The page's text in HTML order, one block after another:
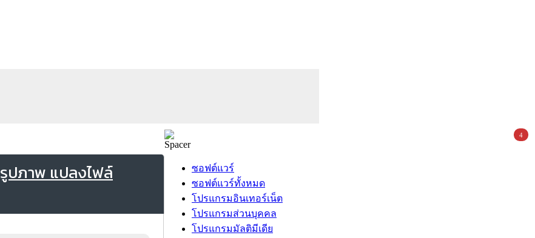
ปภาพ แปลงไฟล์
ซอฟต์แวร์
ซอฟต์แวร์ทั้งหมด
โปรแกรมอินเทอร์เน็ต
โปรแกรมส่วนบุคคล
โปรแกรมมัลติมีเดีย
4